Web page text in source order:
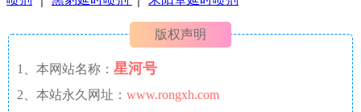
版权声明
1、本网站名称： 星河号
2、本站永久网址： www.rongxh.com